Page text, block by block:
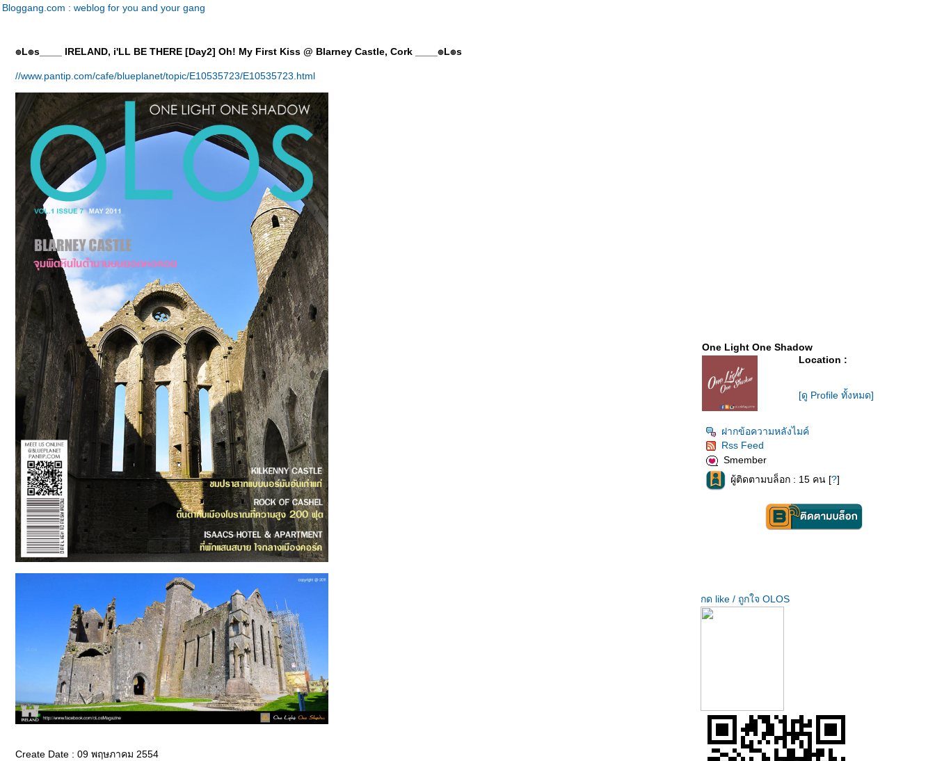
Bloggang.com : weblog for you and your gang
๏L๏s____ IRELAND, i'LL BE THERE [Day2] Oh! My First Kiss @ Blarney Castle, Cork ____๏L๏s
//www.pantip.com/cafe/blueplanet/topic/E10535723/E10535723.html
Create Date : 09 พฤษภาคม 2554
One Light One Shadow
Location :
[ดู Profile ทั้งหมด]
ฝากข้อความหลังไมค์
Rss Feed
Smember
ผู้ติดตามบล็อก : 15 คน [?]
กด like / ถูกใจ OLOS